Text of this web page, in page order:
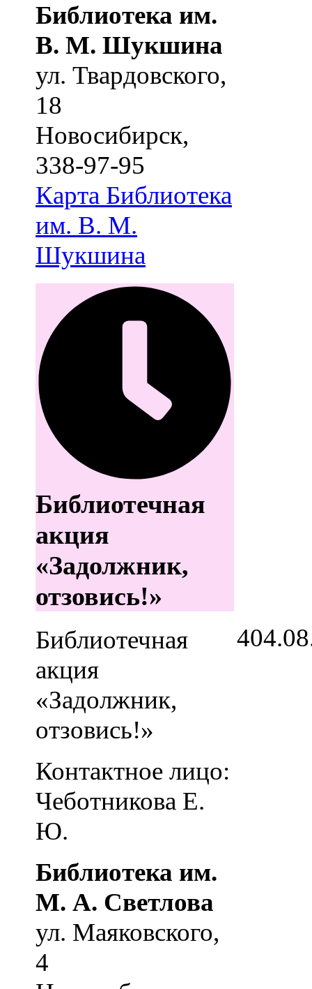
Библиотека им.
В. М. Шукшина
ул. Твардовского,
18
Новосибирск,
338-97-95
Карта Библиотека
им. В. М.
Шукшина
Библиотечная
акция
«Задолжник,
отзовись!»
Библиотечная
акция
«Задолжник,
отзовись!»
Контактное лицо:
Чеботникова Е.
Ю.
Библиотека им.
М. А. Светлова
ул. Маяковского,
4
4